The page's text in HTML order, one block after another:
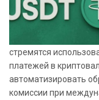
стремятся
платежей в
автоматизировать
комиссии при